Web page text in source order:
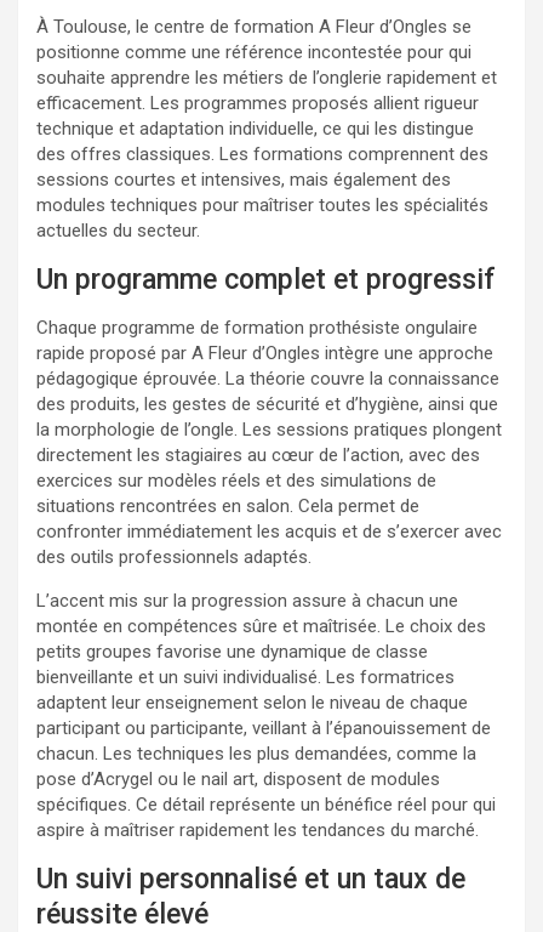
À Toulouse, le centre de formation A Fleur d’Ongles se
positionne comme une référence incontestée pour qui
souhaite apprendre les métiers de l’onglerie rapidement et
efficacement. Les programmes proposés allient rigueur
technique et adaptation individuelle, ce qui les distingue
des offres classiques. Les formations comprennent des
sessions courtes et intensives, mais également des
modules techniques pour maîtriser toutes les spécialités
actuelles du secteur.
Un programme complet et progressif
Chaque programme de formation prothésiste ongulaire
rapide proposé par A Fleur d’Ongles intègre une approche
pédagogique éprouvée. La théorie couvre la connaissance
des produits, les gestes de sécurité et d’hygiène, ainsi que
la morphologie de l’ongle. Les sessions pratiques plongent
directement les stagiaires au cœur de l’action, avec des
exercices sur modèles réels et des simulations de
situations rencontrées en salon. Cela permet de
confronter immédiatement les acquis et de s’exercer avec
des outils professionnels adaptés.
L’accent mis sur la progression assure à chacun une
montée en compétences sûre et maîtrisée. Le choix des
petits groupes favorise une dynamique de classe
bienveillante et un suivi individualisé. Les formatrices
adaptent leur enseignement selon le niveau de chaque
participant ou participante, veillant à l’épanouissement de
chacun. Les techniques les plus demandées, comme la
pose d’Acrygel ou le nail art, disposent de modules
spécifiques. Ce détail représente un bénéfice réel pour qui
aspire à maîtriser rapidement les tendances du marché.
Un suivi personnalisé et un taux de
réussite élevé